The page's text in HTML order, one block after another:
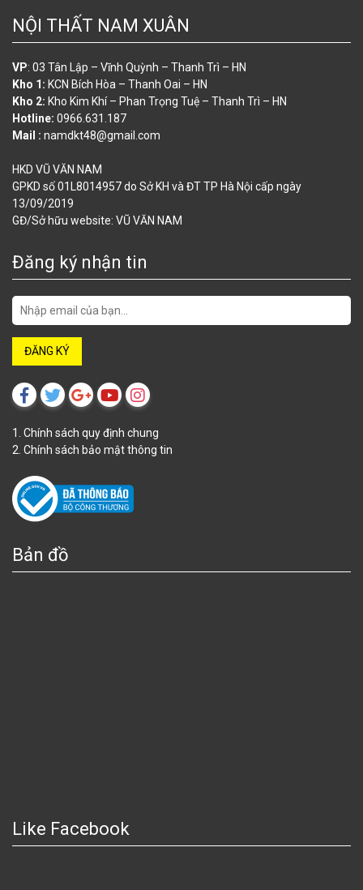
NỘI THẤT NAM XUÂN
VP: 03 Tân Lập – Vĩnh Quỳnh – Thanh Trì – HN
Kho 1: KCN Bích Hòa – Thanh Oai – HN
Kho 2: Kho Kim Khí – Phan Trọng Tuệ – Thanh Trì – HN
Hotline: 0966.631.187
Mail : namdkt48@gmail.com
HKD VŨ VĂN NAM
GPKD số 01L8014957 do Sở KH và ĐT TP Hà Nội cấp ngày
13/09/2019
GĐ/Sở hữu website: VŨ VĂN NAM
Đăng ký nhận tin
1. Chính sách quy định chung
2. Chính sách bảo mật thông tin
Bản đồ
Like Facebook